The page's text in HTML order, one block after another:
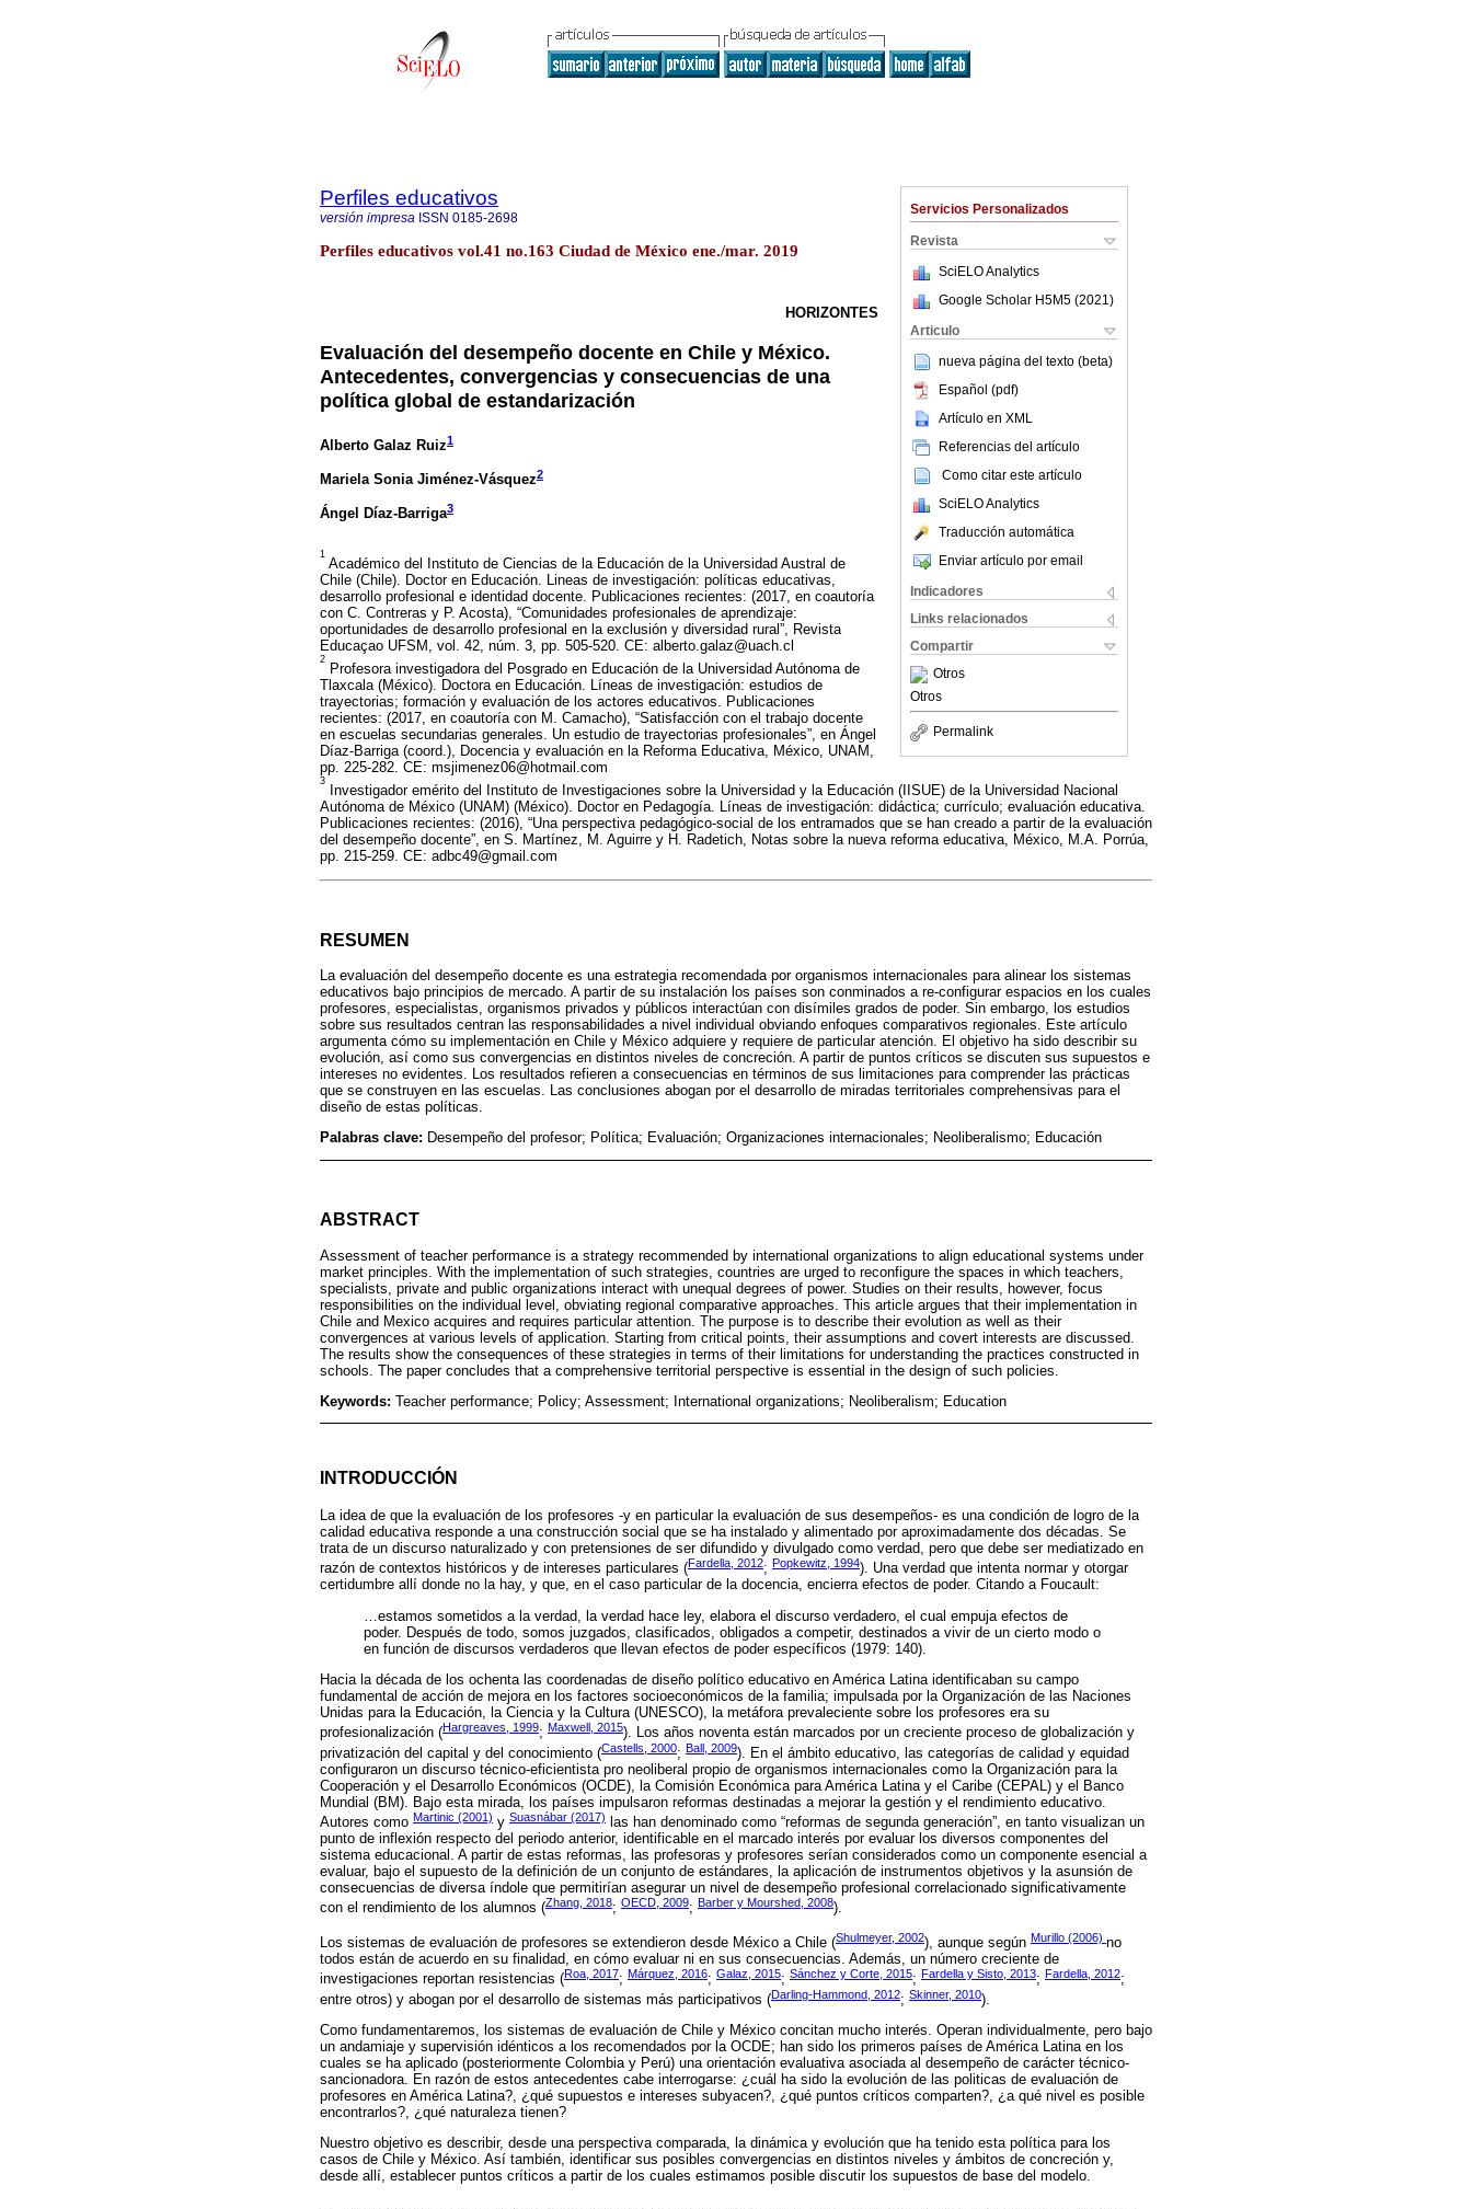
Servicios Personalizados
Revista
SciELO Analytics
Google Scholar H5M5 (2021 )
Articulo
nueva página del texto (beta)
Español (pdf)
Artículo en XML
Referencias del artículo
Como citar este artículo
SciELO Analytics
Traducción automática
Enviar artículo por email
Indicadores
Links relacionados
Compartir
Otros
Otros
Permalink
Perfiles educativos
versión impresa ISSN 0185-2698
Perfiles educativos vol.41 no.163 Ciudad de México ene./mar. 2019
HORIZONTES
Evaluación del desempeño docente en Chile y México.
Antecedentes, convergencias y consecuencias de una
política global de estandarización
Alberto Galaz Ruiz1
Mariela Sonia Jiménez-Vásquez2
Ángel Díaz-Barriga3
1
Académico del Instituto de Ciencias de la Educación de la Universidad Austral de
Chile (Chile). Doctor en Educación. Lineas de investigación: políticas educativas,
desarrollo profesional e identidad docente. Publicaciones recientes: (2017, en coautoría
con C. Contreras y P. Acosta), “Comunidades profesionales de aprendizaje:
oportunidades de desarrollo profesional en la exclusión y diversidad rural”, Revista
Educaçao UFSM, vol. 42, núm. 3, pp. 505-520. CE: alberto.galaz@uach.cl
2
Profesora investigadora del Posgrado en Educación de la Universidad Autónoma de
Tlaxcala (México). Doctora en Educación. Líneas de investigación: estudios de
trayectorias; formación y evaluación de los actores educativos. Publicaciones
recientes: (2017, en coautoría con M. Camacho), “Satisfacción con el trabajo docente
en escuelas secundarias generales. Un estudio de trayectorias profesionales”, en Ángel
Díaz-Barriga (coord.), Docencia y evaluación en la Reforma Educativa, México, UNAM,
pp. 225-282. CE: msjimenez06@hotmail.com
3
Investigador emérito del Instituto de Investigaciones sobre la Universidad y la Educación (IISUE) de la Universidad Nacional
Autónoma de México (UNAM) (México). Doctor en Pedagogía. Líneas de investigación: didáctica; currículo; evaluación educativa.
Publicaciones recientes: (2016), “Una perspectiva pedagógico-social de los entramados que se han creado a partir de la evaluación
del desempeño docente”, en S. Martínez, M. Aguirre y H. Radetich, Notas sobre la nueva reforma educativa, México, M.A. Porrúa,
pp. 215-259. CE: adbc49@gmail.com
RESUMEN
La evaluación del desempeño docente es una estrategia recomendada por organismos internacionales para alinear los sistemas
educativos bajo principios de mercado. A partir de su instalación los países son conminados a re-configurar espacios en los cuales
profesores, especialistas, organismos privados y públicos interactúan con disímiles grados de poder. Sin embargo, los estudios
sobre sus resultados centran las responsabilidades a nivel individual obviando enfoques comparativos regionales. Este artículo
argumenta cómo su implementación en Chile y México adquiere y requiere de particular atención. El objetivo ha sido describir su
evolución, así como sus convergencias en distintos niveles de concreción. A partir de puntos críticos se discuten sus supuestos e
intereses no evidentes. Los resultados refieren a consecuencias en términos de sus limitaciones para comprender las prácticas
que se construyen en las escuelas. Las conclusiones abogan por el desarrollo de miradas territoriales comprehensivas para el
diseño de estas políticas.
Palabras clave: Desempeño del profesor; Política; Evaluación; Organizaciones internacionales; Neoliberalismo; Educación
ABSTRACT
Assessment of teacher performance is a strategy recommended by international organizations to align educational systems under
market principles. With the implementation of such strategies, countries are urged to reconfigure the spaces in which teachers,
specialists, private and public organizations interact with unequal degrees of power. Studies on their results, however, focus
responsibilities on the individual level, obviating regional comparative approaches. This article argues that their implementation in
Chile and Mexico acquires and requires particular attention. The purpose is to describe their evolution as well as their
convergences at various levels of application. Starting from critical points, their assumptions and covert interests are discussed.
The results show the consequences of these strategies in terms of their limitations for understanding the practices constructed in
schools. The paper concludes that a comprehensive territorial perspective is essential in the design of such policies.
Keywords: Teacher performance; Policy; Assessment; International organizations; Neoliberalism; Education
INTRODUCCIÓN
La idea de que la evaluación de los profesores -y en particular la evaluación de sus desempeños- es una condición de logro de la
calidad educativa responde a una construcción social que se ha instalado y alimentado por aproximadamente dos décadas. Se
trata de un discurso naturalizado y con pretensiones de ser difundido y divulgado como verdad, pero que debe ser mediatizado en
razón de contextos históricos y de intereses particulares (Fardella, 2012; Popkewitz, 1994). Una verdad que intenta normar y otorgar
certidumbre allí donde no la hay, y que, en el caso particular de la docencia, encierra efectos de poder. Citando a Foucault:
…estamos sometidos a la verdad, la verdad hace ley, elabora el discurso verdadero, el cual empuja efectos de
poder. Después de todo, somos juzgados, clasificados, obligados a competir, destinados a vivir de un cierto modo o
en función de discursos verdaderos que llevan efectos de poder específicos (1979: 140).
Hacia la década de los ochenta las coordenadas de diseño político educativo en América Latina identificaban su campo
fundamental de acción de mejora en los factores socioeconómicos de la familia; impulsada por la Organización de las Naciones
Unidas para la Educación, la Ciencia y la Cultura (UNESCO), la metáfora prevaleciente sobre los profesores era su
profesionalización (Hargreaves, 1999; Maxwell, 2015). Los años noventa están marcados por un creciente proceso de globalización y
privatización del capital y del conocimiento (Castells, 2000; Ball, 2009). En el ámbito educativo, las categorías de calidad y equidad
configuraron un discurso técnico-eficientista pro neoliberal propio de organismos internacionales como la Organización para la
Cooperación y el Desarrollo Económicos (OCDE), la Comisión Económica para América Latina y el Caribe (CEPAL) y el Banco
Mundial (BM). Bajo esta mirada, los países impulsaron reformas destinadas a mejorar la gestión y el rendimiento educativo.
Autores como Martinic (2001) y Suasnábar (2017)
las han denominado como “reformas de segunda generación”, en tanto visualizan un
punto de inflexión respecto del periodo anterior, identificable en el marcado interés por evaluar los diversos componentes del
sistema educacional. A partir de estas reformas, las profesoras y profesores serían considerados como un componente esencial a
evaluar, bajo el supuesto de la definición de un conjunto de estándares, la aplicación de instrumentos objetivos y la asunsión de
consecuencias de diversa índole que permitirían asegurar un nivel de desempeño profesional correlacionado significativamente
con el rendimiento de los alumnos (Zhang, 2018; OECD, 2009; Barber y Mourshed, 2008).
Los sistemas de evaluación de profesores se extendieron desde México a Chile (Shulmeyer, 2002), aunque según Murillo (2006) no
todos están de acuerdo en su finalidad, en cómo evaluar ni en sus consecuencias. Además, un número creciente de
investigaciones reportan resistencias (Roa, 2017; Márquez, 2016; Galaz, 2015; Sánchez y Corte, 2015; Fardella y Sisto, 2013; Fardella, 2012;
entre otros) y abogan por el desarrollo de sistemas más participativos (Darling-Hammond, 2012; Skinner, 2010).
Como fundamentaremos, los sistemas de evaluación de Chile y México concitan mucho interés. Operan individualmente, pero bajo
un andamiaje y supervisión idénticos a los recomendados por la OCDE; han sido los primeros países de América Latina en los
cuales se ha aplicado (posteriormente Colombia y Perú) una orientación evaluativa asociada al desempeño de carácter técnico-
sancionadora. En razón de estos antecedentes cabe interrogarse: ¿cuál ha sido la evolución de las politicas de evaluación de
profesores en América Latina?, ¿qué supuestos e intereses subyacen?, ¿qué puntos críticos comparten?, ¿a qué nivel es posible
encontrarlos?, ¿qué naturaleza tienen?
Nuestro objetivo es describir, desde una perspectiva comparada, la dinámica y evolución que ha tenido esta política para los
casos de Chile y México. Así también, identificar sus posibles convergencias en distintos niveles y ámbitos de concreción y,
desde allí, establecer puntos críticos a partir de los cuales estimamos posible discutir los supuestos de base del modelo.